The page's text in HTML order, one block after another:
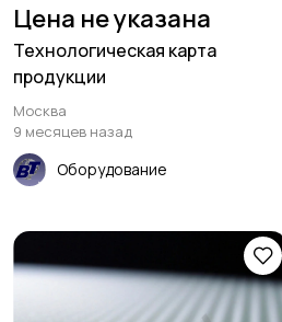
Цена не указана
Технологическая карта
продукции
Москва
9 месяцев назад
Оборудование